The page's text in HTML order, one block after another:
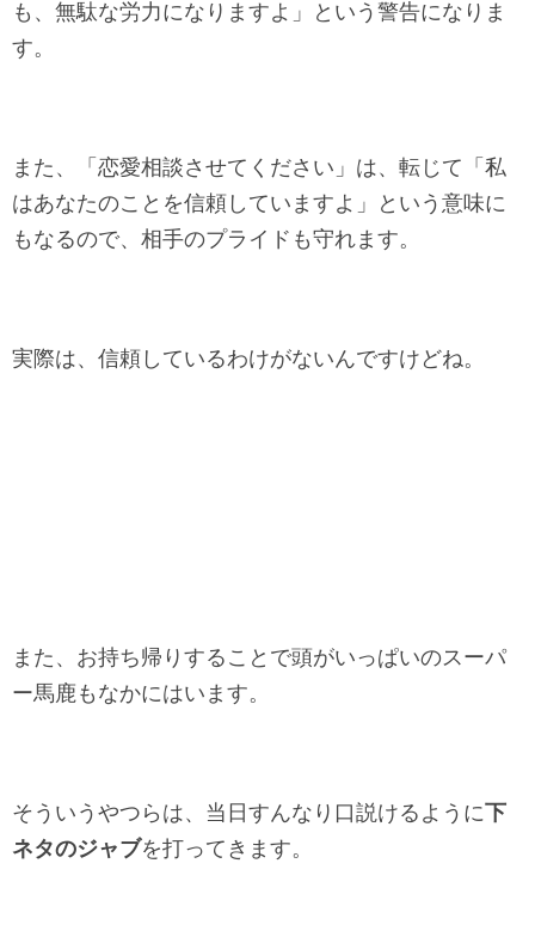
も、無駄な労力になりますよ」という警告になりま
す。
また、「恋愛相談させてください」は、転じて「私
はあなたのことを信頼していますよ」という意味に
もなるので、相手のプライドも守れます。
実際は、信頼しているわけがないんですけどね。
また、お持ち帰りすることで頭がいっぱいのスーパ
ー馬鹿もなかにはいます。
そういうやつらは、当日すんなり口説けるように下
ネタのジャブを打ってきます。